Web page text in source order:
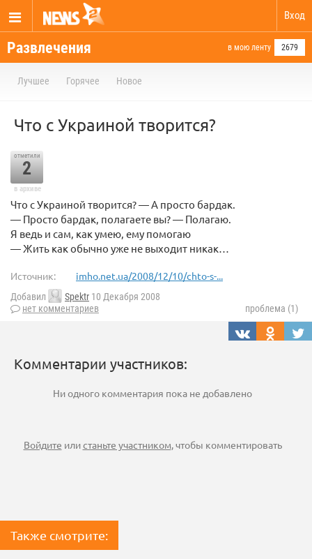
Вход
Развлечения в мою ленту 2679
Лучшее Горячее Новое
Что с Украиной творится?
отметили
2
в архиве
Что с Украиной творится? — А просто бардак.
— Просто бардак, полагаете вы? — Полагаю.
Я ведь и сам, как умею, ему помогаю
— Жить как обычно уже не выходит никак…
Источник: imho.net.ua/2008/12/10/chto-s-...
Добавил Spektr 10 Декабря 2008
нет комментариев
проблема (1)
Комментарии участников:
Ни одного комментария пока не добавлено
Войдите илистаньте участником, чтобы комментировать
Также смотрите: